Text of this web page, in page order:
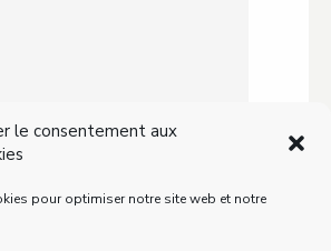
le consentement aux
pour optimiser notre site web et notre
Comédie
au spot du rire !